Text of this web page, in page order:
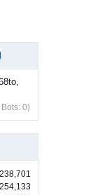
,
0)
238,701
254,133